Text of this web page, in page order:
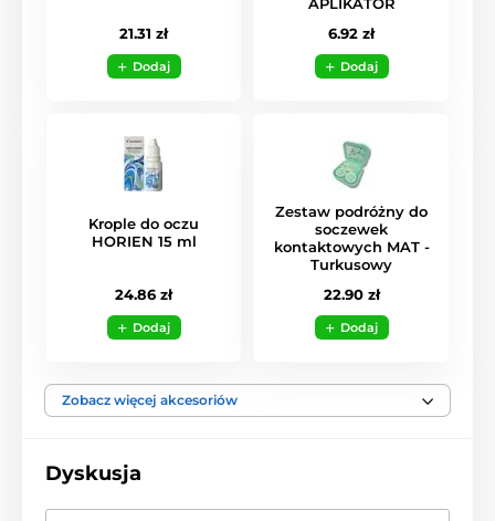
21.31 zł
Dodaj
6.92 zł
Dodaj
Krople do oczu
HORIEN 15 ml
24.86 zł
Dodaj
Zestaw podróżny do
soczewek
kontaktowych MAT -
Turkusowy
22.90 zł
Dodaj
Zobacz więcej akcesoriów
Dyskusja